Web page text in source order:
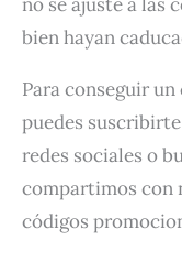
no se ajuste a las
bien hayan
Para conseguir
puedes
redes sociales o
compartimos con
códigos